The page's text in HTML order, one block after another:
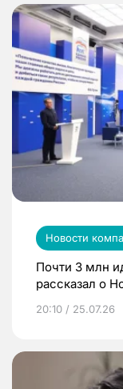
Новости
Почти 3 млн
рассказал о
20:10 / 25.07.26